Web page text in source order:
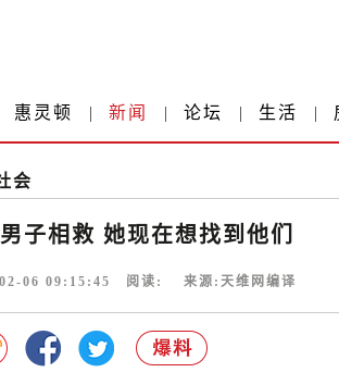
惠灵顿 | 新闻 | 论坛 | 生活 |
会
子相救 她现在想找到他们
06 09:15:45 阅读: 来源: 天维网编译